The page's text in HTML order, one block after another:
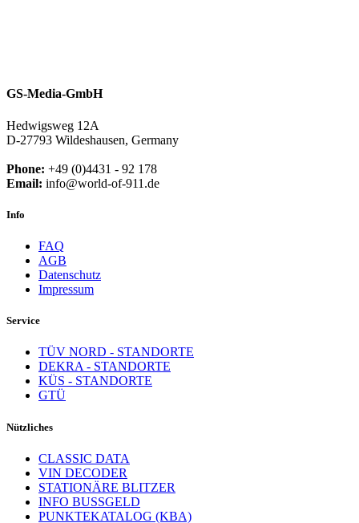
GS-Media-GmbH
Hedwigsweg 12A
D-27793 Wildeshausen, Germany
Phone: +49 (0)4431 - 92 178
Email: info@world-of-911.de
Info
FAQ
AGB
Datenschutz
Impressum
Service
TÜV NORD - STANDORTE
DEKRA - STANDORTE
KÜS - STANDORTE
GTÜ
Nützliches
CLASSIC DATA
VIN DECODER
STATIONÄRE BLITZER
INFO BUSSGELD
PUNKTEKATALOG (KBA)